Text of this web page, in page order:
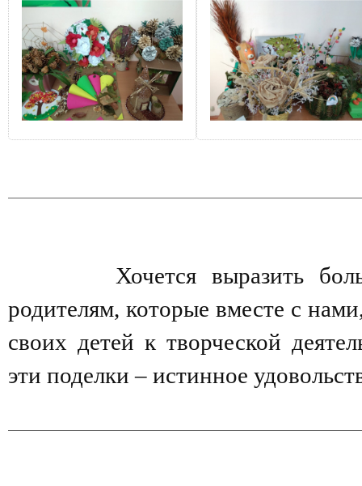
Хочется выразить
родителям, которые вместе с
своих детей к творческой
эти поделки – истинное